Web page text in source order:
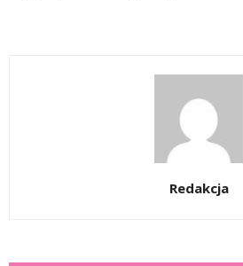
Redakcja